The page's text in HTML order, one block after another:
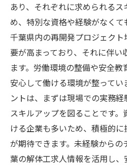
あり、それぞれに求められる
め、特別な資格や経験がなくて
千葉県内の再開発プロジェク
要が高まっており、それに伴い
ます。労働環境の整備や安全教
安心して働ける環境が整ってい
ントは、まずは現場での実務
スキルアップを図ることです
ける企業も多いため、積極的
が期待できます。未経験から
葉の解体工求人情報を活用し